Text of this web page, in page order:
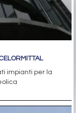
impianti per la